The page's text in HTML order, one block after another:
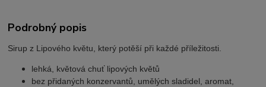
Podrobný popis
Sirup z Lipového květu, který potěší při každé příležitosti.
lehká, květová chuť lipových květů
bez přidaných konzervantů, umělých sladidel, aromat,